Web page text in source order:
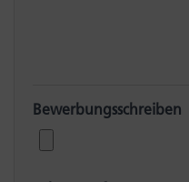
Bewerbungsschreiben